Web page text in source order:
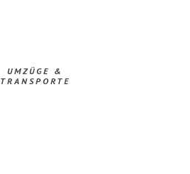
UMZÜGE &
TRANSPORTE